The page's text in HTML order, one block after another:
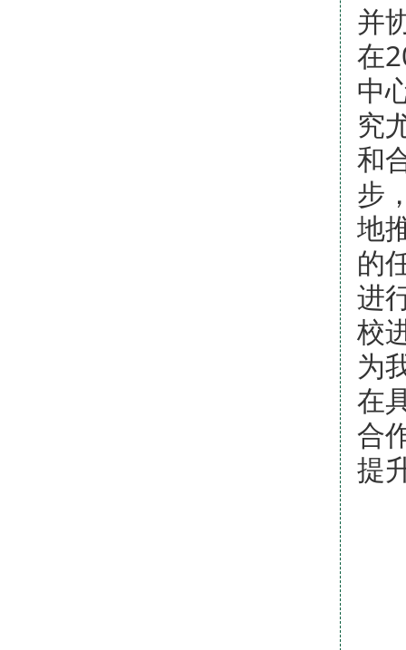
并
在
中
究
和
步
地
的
进
校
为
在
合
提